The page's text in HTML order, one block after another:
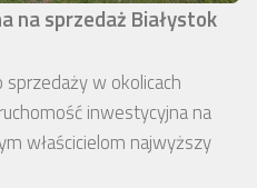
na sprzedaż Białystok
w okolicach
inwestycyjna na
właścicielom najwyższy